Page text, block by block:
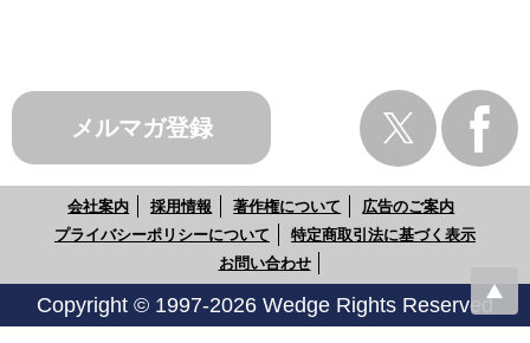
メルマガ登録
会社案内 採用情報 著作権について
広告のご案内
プライバシーポリシーについて
特定商取引法に基づく表示
お問い合わせ
Copyright © 1997-2026 Wedge Rights Reserved